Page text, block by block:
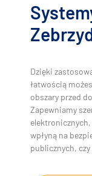
Dzięki
łatwością
obszary przed
Zapewniamy
wpłyną na
publicznych,